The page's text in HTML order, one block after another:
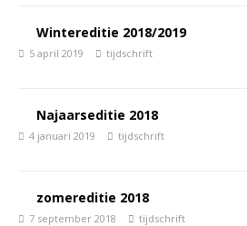
Wintereditie 2018/2019
5 april 2019 tijdschrift
Najaarseditie 2018
4 januari 2019 tijdschrift
zomereditie 2018
7 september 2018 tijdschrift